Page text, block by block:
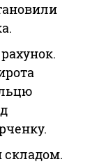
складом.